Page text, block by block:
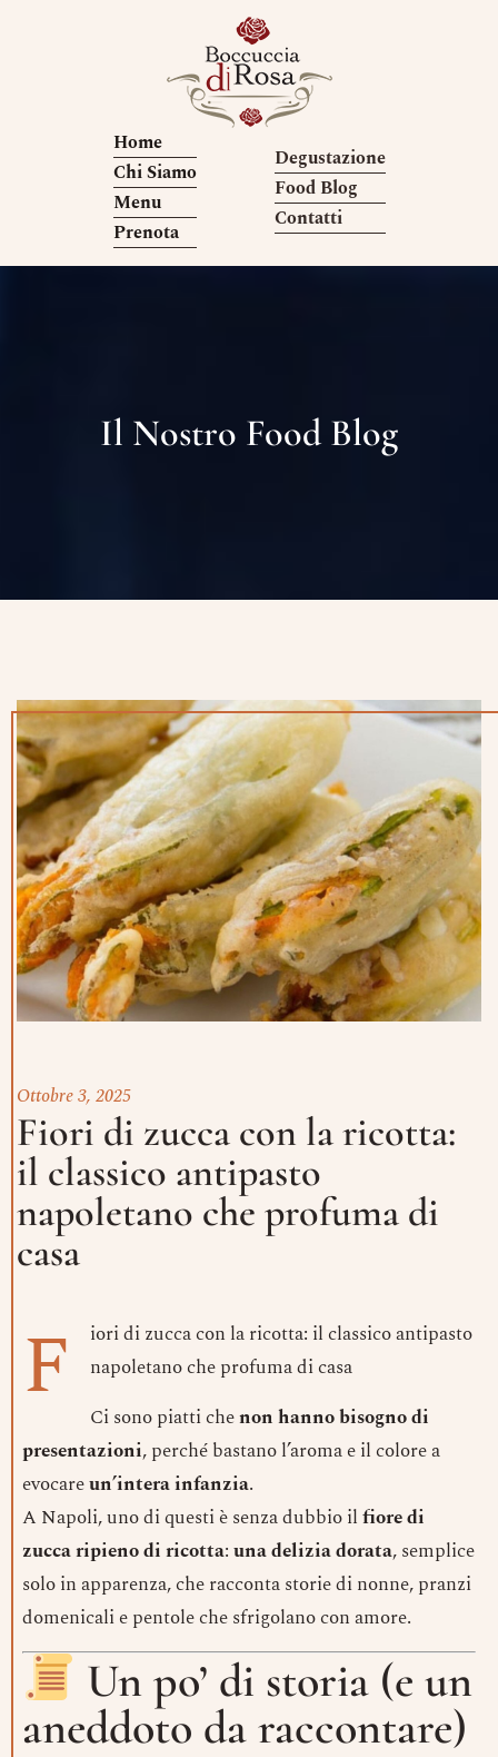
Home
Chi Siamo
Menu
Prenota
Degustazione
Food Blog
Contatti
Il Nostro Food Blog
Ottobre 3, 2025
Fiori di zucca con la ricotta:
il classico antipasto
napoletano che profuma di
casa
F
iori di zucca con la ricotta: il classico antipasto
napoletano che profuma di casa
Ci sono piatti chenon hanno bisogno di
presentazioni, perché bastano l’aroma e il colore a
evocareun’intera infanzia.
A Napoli, uno di questi è senza dubbio ilfiore di
zucca ripieno di ricotta:una delizia dorata, semplice
solo in apparenza, che racconta storie di nonne, pranzi
domenicali e pentole che sfrigolano con amore.
Un po’ di storia (e un
aneddoto da raccontare)